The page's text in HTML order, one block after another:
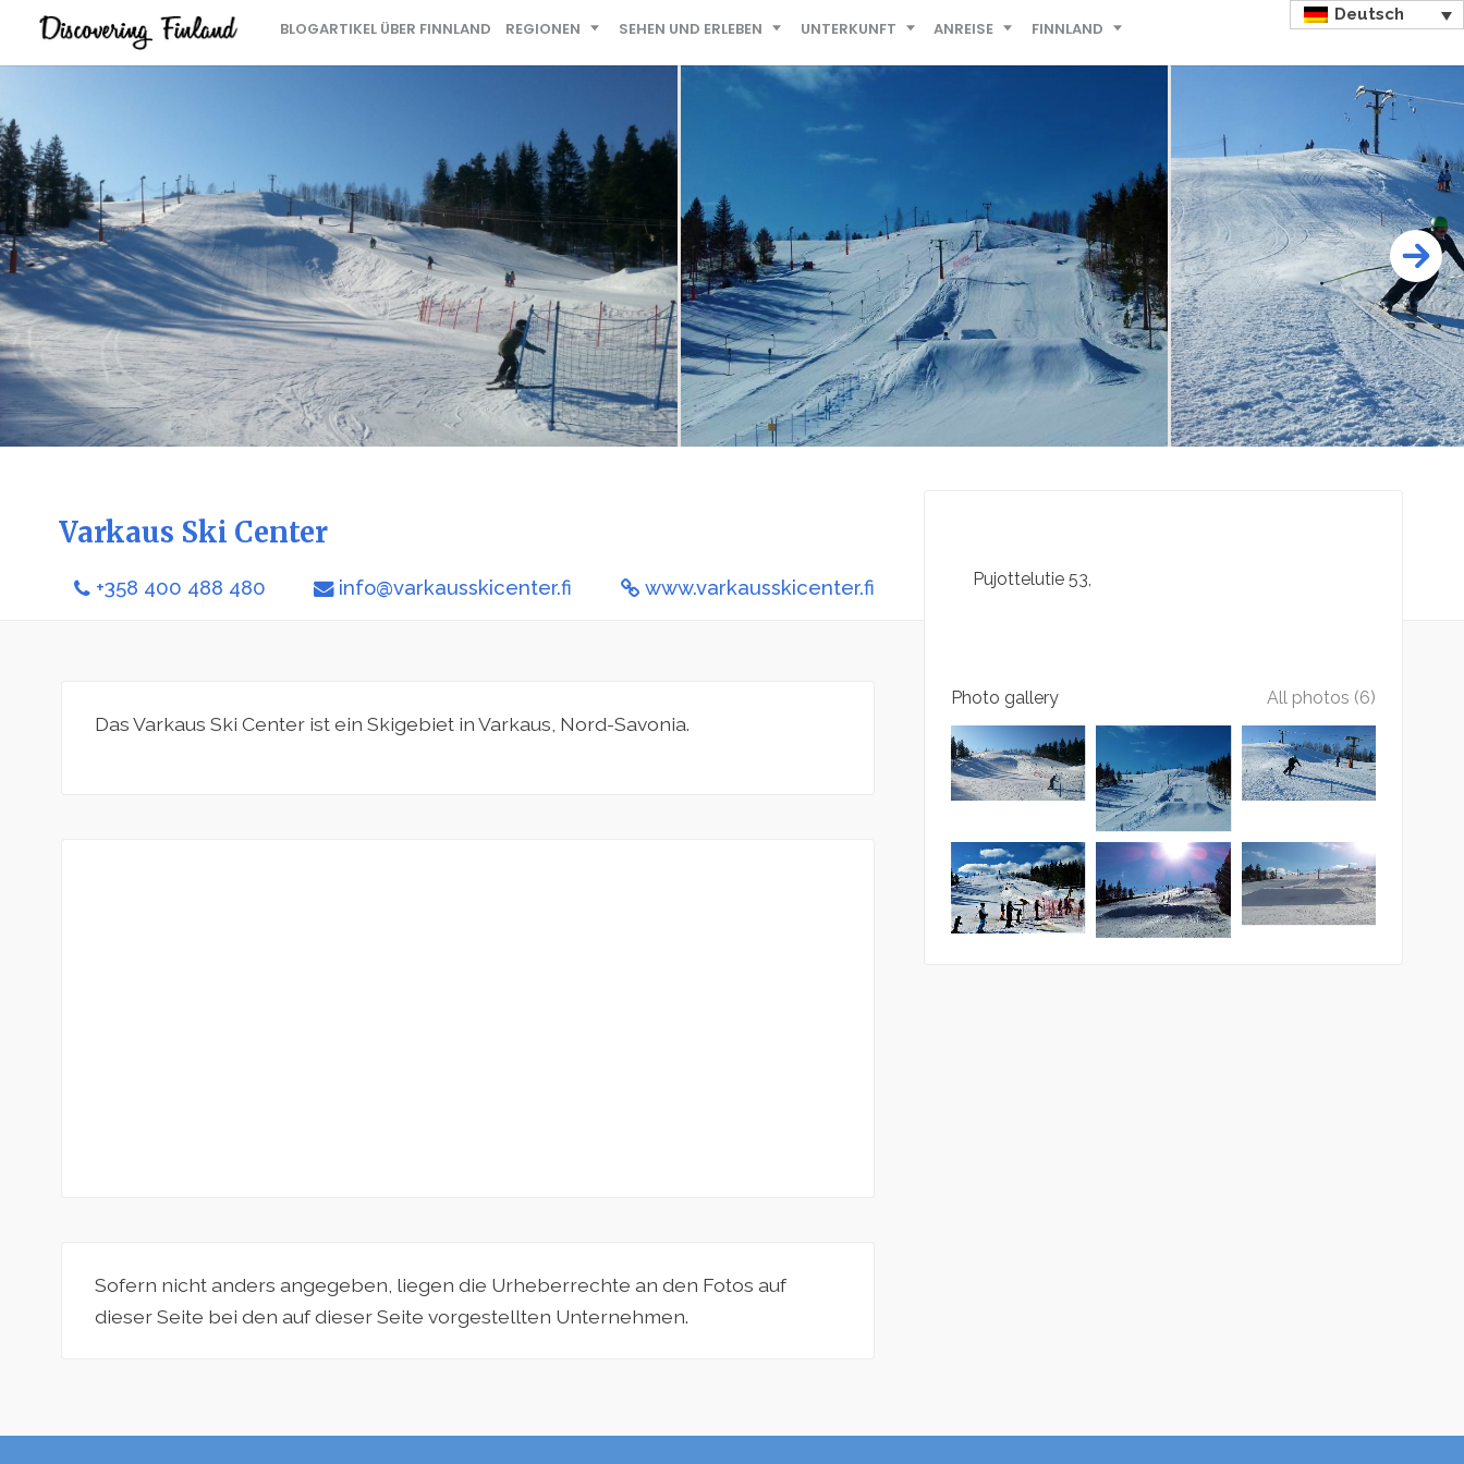
BLOGARTIKEL ÜBER FINNLAND REGIONEN SEHEN UND ERLEBEN UNTERKUNFT ANREISE FINNLAND
Deutsch
Varkaus Ski Center
+358 400 488 480 info@varkausskicenter.fi www.varkausskicenter.fi
Das Varkaus Ski Center ist ein Skigebiet in Varkaus, Nord-Savonia.
Sofern nicht anders angegeben, liegen die Urheberrechte an den Fotos auf
dieser Seite bei den auf dieser Seite vorgestellten Unternehmen.
Pujottelutie 53
Photo gallery All photos (6)